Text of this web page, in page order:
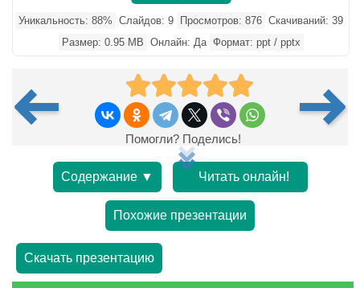
Уникальность: 88% Слайдов: 9 Просмотров: 876 Скачиваний: 39
Размер: 0.95 MB Онлайн: Да Формат: ppt / pptx
Помогли? Поделись!
Содержание ▼ Читать онлайн!
Похожие презентации
Скачать презентацию